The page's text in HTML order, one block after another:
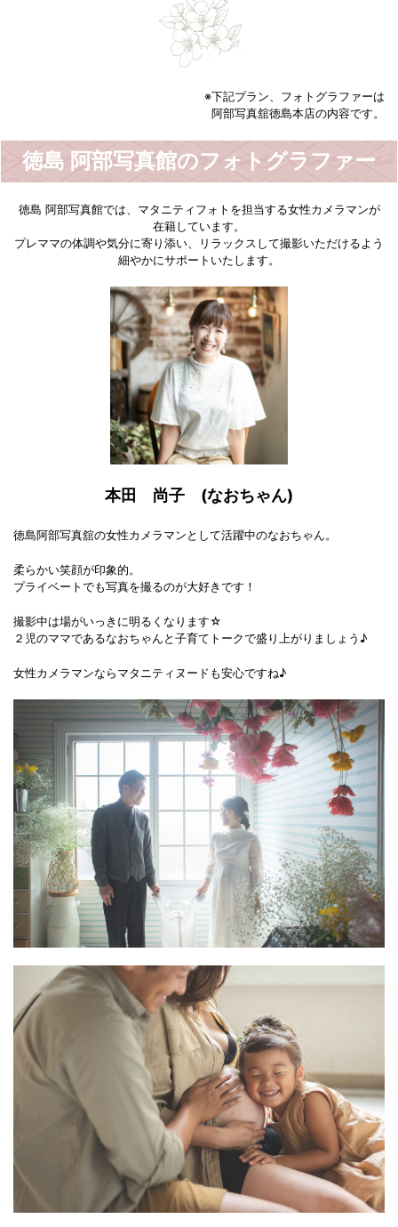
※下記プラン、フォトグラファーは
阿部写真舘徳島本店の内容です。
徳島 阿部写真館のフォトグラファー
徳島 阿部写真館では、マタニティフォトを担当する女性カメラマンが
在籍しています。
プレママの体調や気分に寄り添い、リラックスして撮影いただけるよう
細やかにサポートいたします。
本田 尚子 (なおちゃん)
徳島阿部写真舘の女性カメラマンとして活躍中のなおちゃん。
柔らかい笑顔が印象的。
プライベートでも写真を撮るのが大好きです！
撮影中は場がいっきに明るくなります☆
２児のママであるなおちゃんと子育てトークで盛り上がりましょう♪
女性カメラマンならマタニティヌードも安心ですね♪